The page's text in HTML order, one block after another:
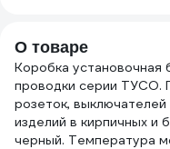
О товаре
Коробка установочная
проводки серии ТУСО.
розеток,
изделий в кирпичных и
черный. Температура